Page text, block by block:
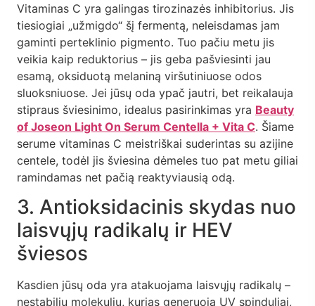
Vitaminas C yra galingas tirozinazės inhibitorius. Jis
tiesiogiai „užmigdo“ šį fermentą, neleisdamas jam
gaminti perteklinio pigmento. Tuo pačiu metu jis
veikia kaip reduktorius – jis geba pašviesinti jau
esamą, oksiduotą melaniną viršutiniuose odos
sluoksniuose. Jei jūsų oda ypač jautri, bet reikalauja
stipraus šviesinimo, idealus pasirinkimas yra Beauty
of Joseon Light On Serum Centella + Vita C. Šiame
serume vitaminas C meistriškai suderintas su azijine
centele, todėl jis šviesina dėmeles tuo pat metu giliai
ramindamas net pačią reaktyviausią odą.
3. Antioksidacinis skydas nuo
laisvųjų radikalų ir HEV
šviesos
Kasdien jūsų oda yra atakuojama laisvųjų radikalų –
nestabilių molekulių, kurias generuoja UV spinduliai,